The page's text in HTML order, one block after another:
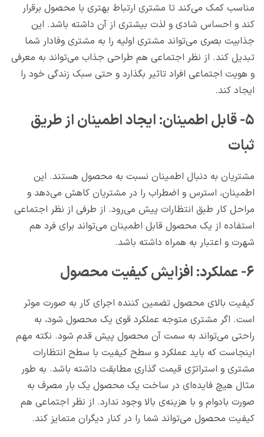
مناسب کمک می‌کند تا مشتری ارتباط بهتری با محصول برقرار
کند و احساس شادی و لذت بیشتری از آن داشته باشد. این
جذابیت بصری می‌تواند مشتری اولیه را به مشتری وفادار شما
تبدیل کند. از نظر اجتماعی هم طراحی جذاب می‌تواند به معرفی
و هویت اجتماعی افراد تاثیر بگذارد و حتی سبک زندگی خود را
ایجاد کند.
۵- قابل اطمینان: ایجاد اطمینان از طریق
ثبات
مشتریان به دنبال اطمینان نسبت به محصول هستند. این
اطمینان، استرس و اضطراب را در مشتریان کاهش می‌دهد و
مراحل کار طبق انتظارات پیش می‌رود. از طرفی از نظر اجتماعی
استفاده از یک محصول قابل اطمینان می‌تواند برای فرد هم
شهرت و اعتبار به همراه داشته باشد.
۶- عملکرد: افزایش کیفیت محصول
کیفیت بالای محصول تضمین کننده اجرای کار به صورت موثر
است. اگر مشتری متوجه عملکرد قوی یک محصول شود، به
راحتی می‌تواند به سمت آن محصول پیش قدم شود. نکته مهم
اینجاست که باید عملکرد و سطح کیفیت با سطح انتظارات
مشتری و استراتژی قیمت گذاری مطابقت داشته باشد. به طور
مثال هیچ فایده‌ای در ساخت یک محصول یک بار مصرف به
صورت بادوام و با هزینه‌ی بالا وجود ندارد. از نظر اجتماعی هم
کیفیت محصول می‌تواند شما را در کنار دیگران متمایز کند.